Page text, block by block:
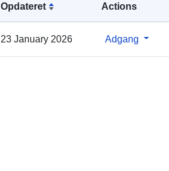
Opdateret Actions
23 January 2026 Adgang
6.35102, 50.1353 ], [ 6.35102,
50.1334 ], [ 6.3456, 50.1334 ], [